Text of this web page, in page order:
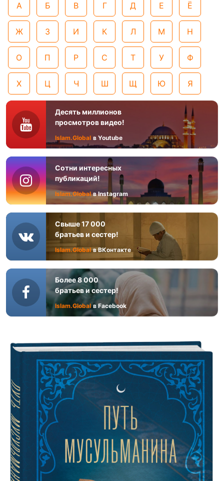
А Б В Г Д Е Ё
Ж З И К Л М Н
О П Р С Т У Ф
Х Ц Ч Ш Щ Ю Я
Десять миллионов
просмотров видео!
Islam.Global в Youtube
Сотни интересных
публикаций!
Islam.Global в Instagram
Свыше 17 000
братьев и сестер!
Islam.Global в ВКонтакте
Более 8 000
братьев и сестер!
Islam.Global в Facebook